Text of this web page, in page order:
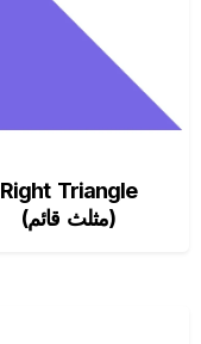
Right Triangle
(مثلث قائم)